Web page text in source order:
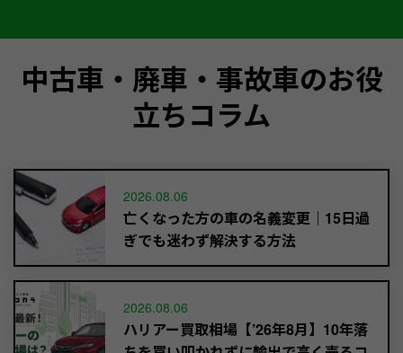
中古車・廃車・事故車のお役
立ちコラム
2026.08.06
亡くなった方の車の名義変更｜15日過
ぎでも迷わず解決する方法
2026.08.06
ハリアー買取相場【’26年8月】10年落